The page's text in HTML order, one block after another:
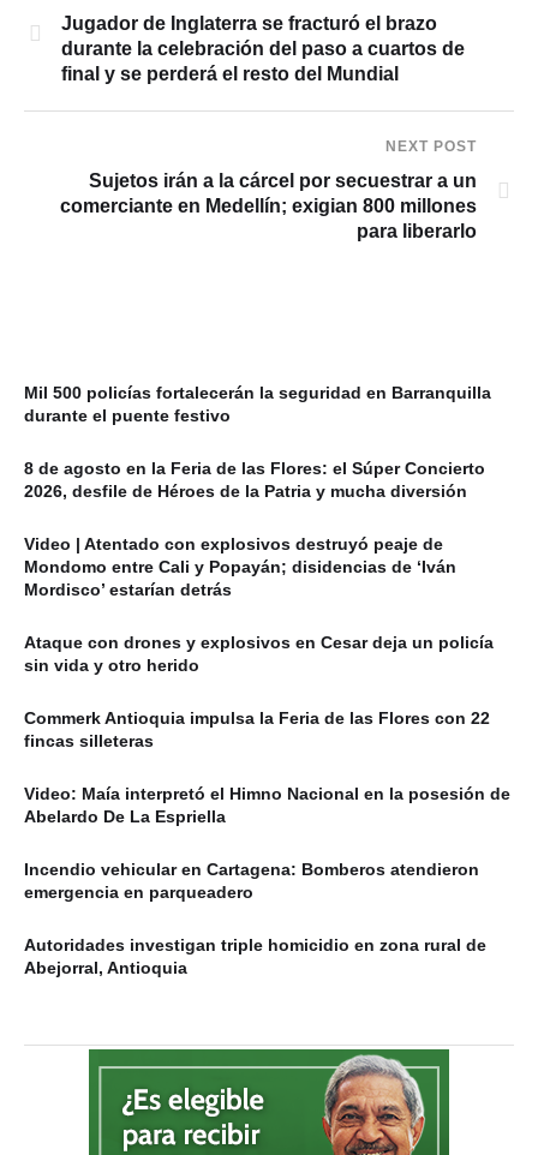
Jugador de Inglaterra se fracturó el brazo
durante la celebración del paso a cuartos de
final y se perderá el resto del Mundial
NEXT POST
Sujetos irán a la cárcel por secuestrar a un
comerciante en Medellín; exigian 800 millones
para liberarlo
Mil 500 policías fortalecerán la seguridad en Barranquilla
durante el puente festivo
8 de agosto en la Feria de las Flores: el Súper Concierto
2026, desfile de Héroes de la Patria y mucha diversión
Video | Atentado con explosivos destruyó peaje de
Mondomo entre Cali y Popayán; disidencias de ‘Iván
Mordisco’ estarían detrás
Ataque con drones y explosivos en Cesar deja un policía
sin vida y otro herido
Commerk Antioquia impulsa la Feria de las Flores con 22
fincas silleteras
Video: Maía interpretó el Himno Nacional en la posesión de
Abelardo De La Espriella
Incendio vehicular en Cartagena: Bomberos atendieron
emergencia en parqueadero
Autoridades investigan triple homicidio en zona rural de
Abejorral, Antioquia